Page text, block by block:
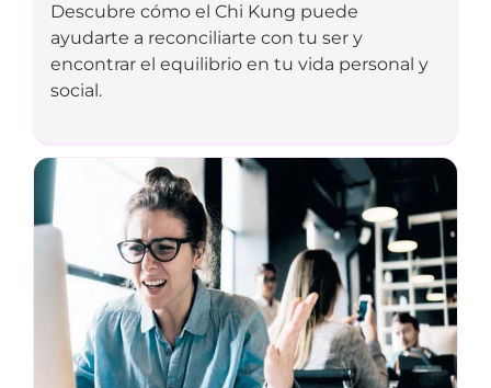
Descubre cómo el Chi Kung puede
ayudarte a reconciliarte con tu ser y
encontrar el equilibrio en tu vida personal y
social.